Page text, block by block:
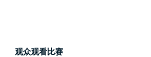
观众观看比赛